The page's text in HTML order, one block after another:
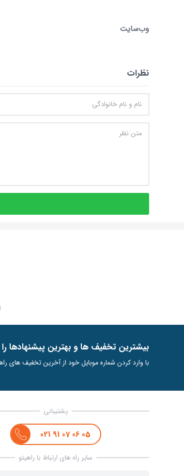
وب‌سایت
نظرات
نام و نام خانوادگی
متن نظر
ﺑﯿﺸﺘﺮﯾﻦ ﺗﺨﻔﯿﻒ ﻫﺎ و ﺑﻬﺘﺮﯾﻦ ﭘﯿﺸﻨﻬﺎدﻫﺎ را
با وارد کردن شماره موبایل خود از آخرین تخفیف های
پشتیبانی
021 91 07 06 05
سایر راه های ارتباط با راهیتو